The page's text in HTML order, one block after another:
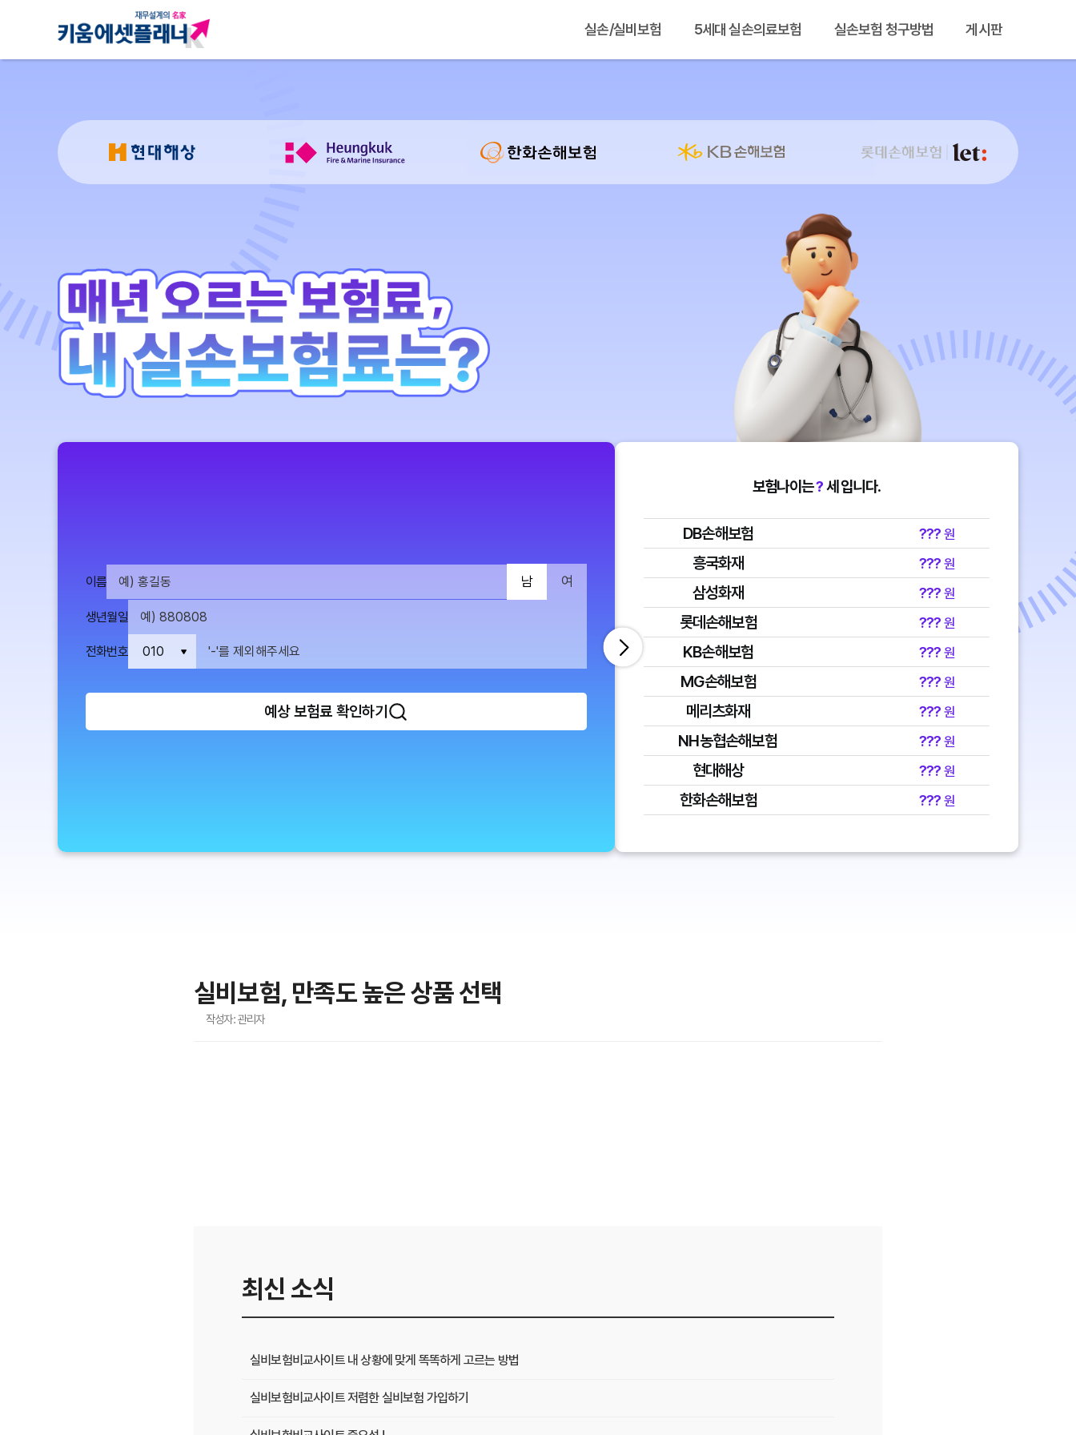
실손/실비보험 5세대 실손의료보험 실손보험 청구방법 게시판
이름 남 여
생년월일
전화번호
예상 보험료 확인하기
보험나이는?세 입니다.
DB손해보험 ??? 원
흥국화재 ??? 원
삼성화재 ??? 원
롯데손해보험 ??? 원
KB손해보험 ??? 원
MG손해보험 ??? 원
메리츠화재 ??? 원
NH농협손해보험 ??? 원
현대해상 ??? 원
한화손해보험 ??? 원
실비보험, 만족도 높은 상품 선택
작성자: 관리자
최신 소식
실비보험비교사이트 내 상황에 맞게 똑똑하게 고르는 방법
실비보험비교사이트 저렴한 실비보험 가입하기